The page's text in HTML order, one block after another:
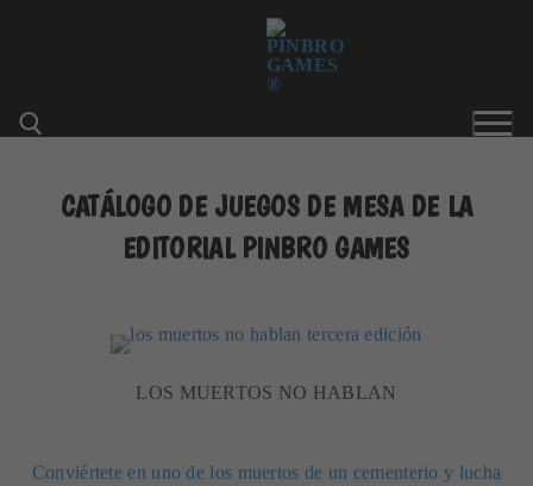
Buscar:
CATÁLOGO DE JUEGOS DE MESA DE LA
EDITORIAL PINBRO GAMES
LOS MUERTOS NO HABLAN
Conviértete en uno de los muertos de un cementerio y lucha